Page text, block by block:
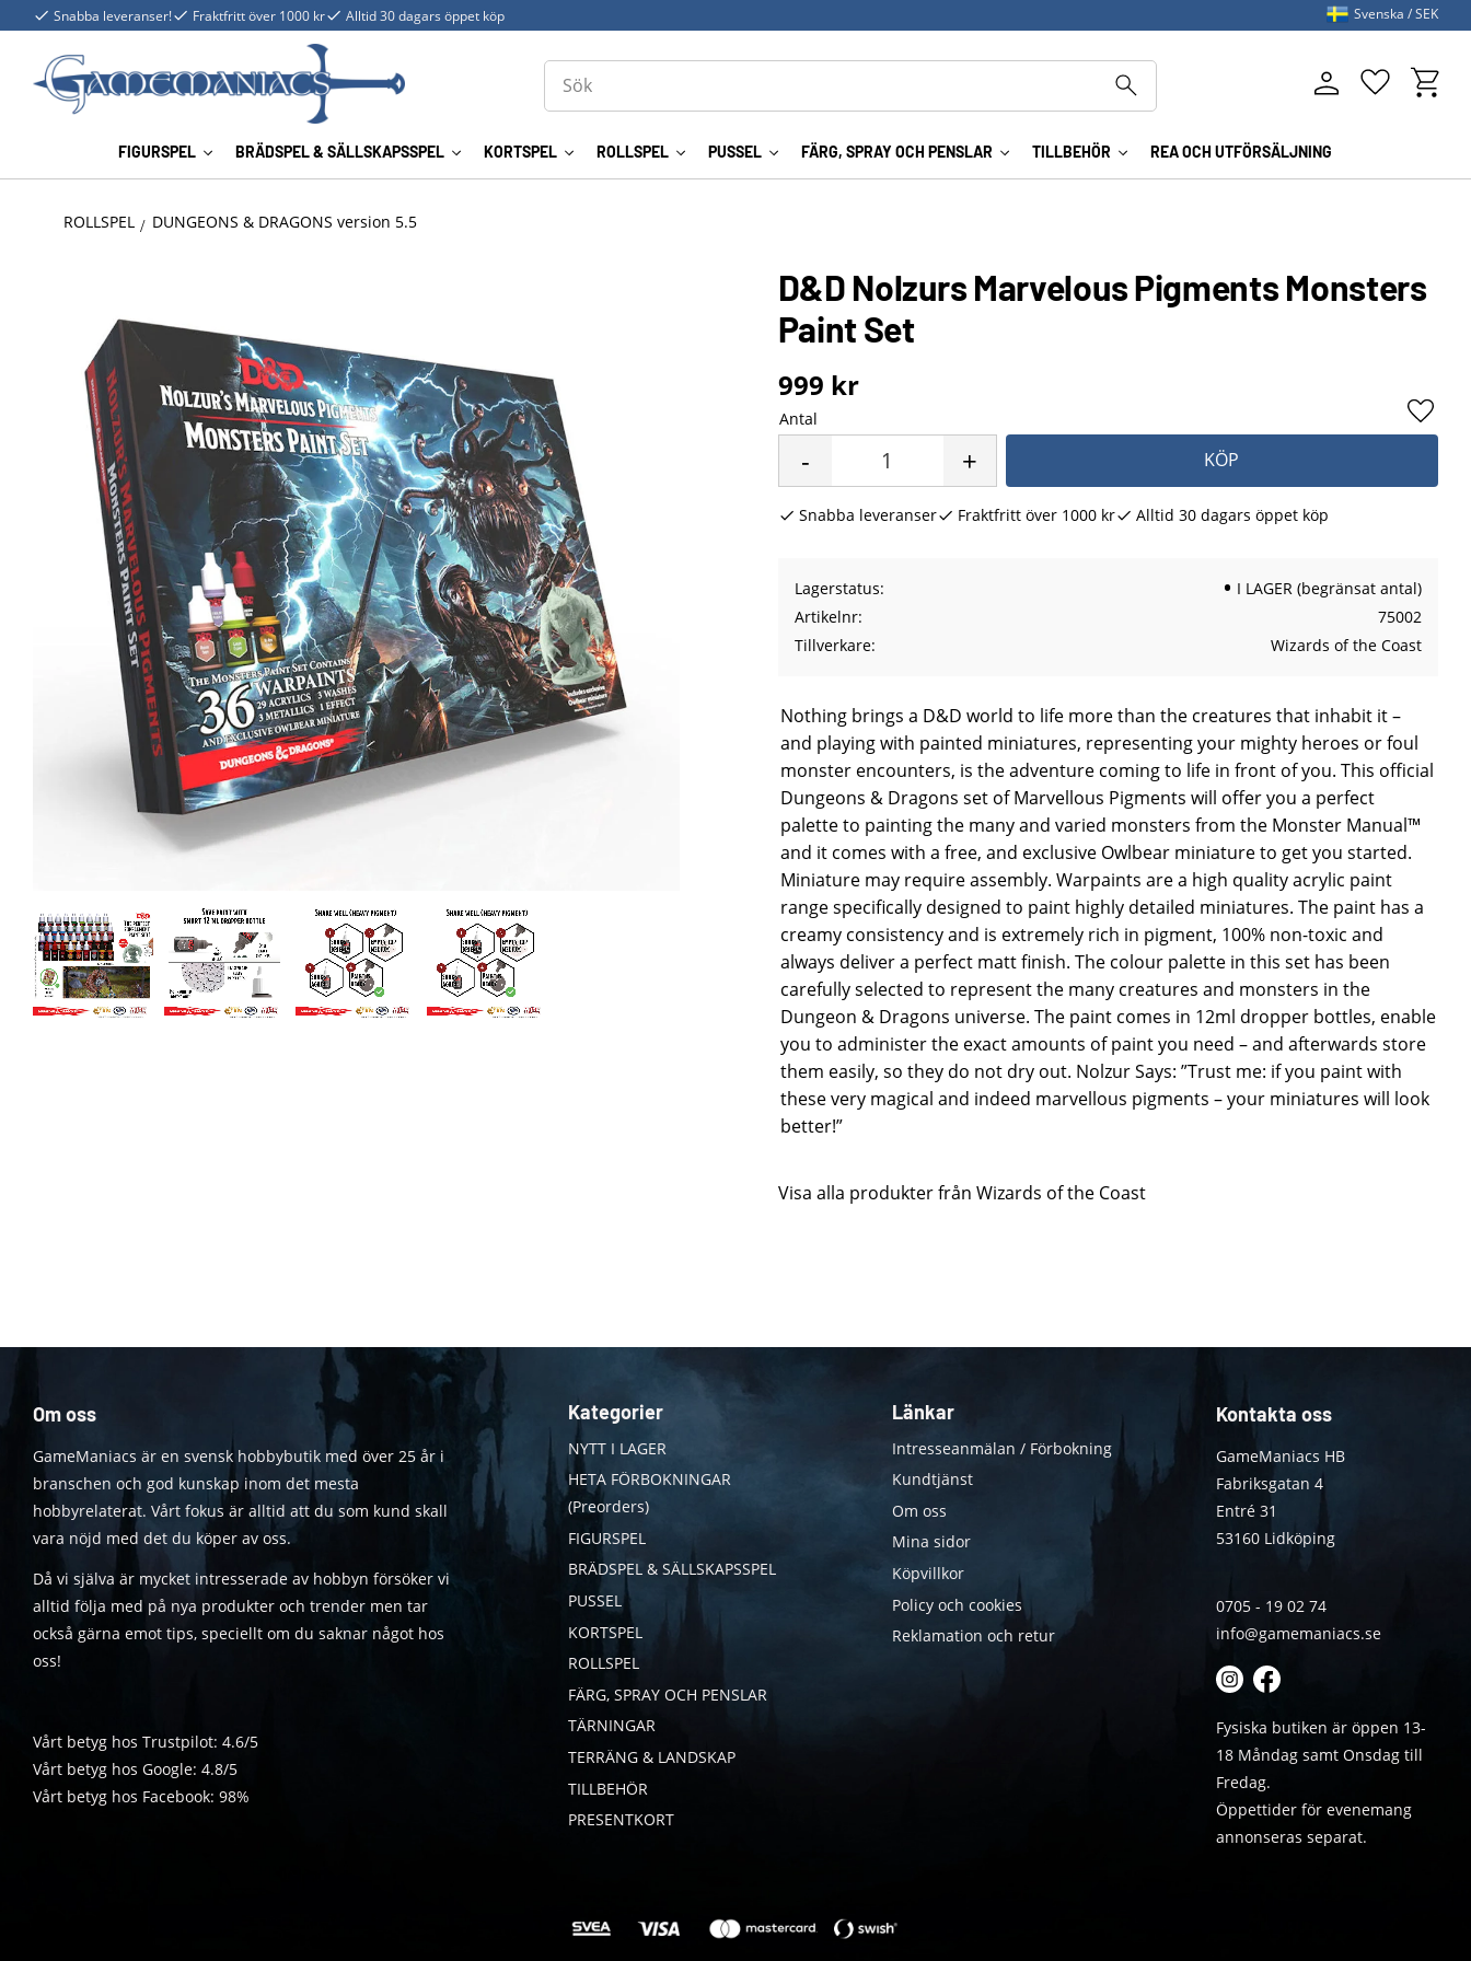
Snabba leveranser! Fraktfritt över 1000 kr Alltid 30 dagars öppet köp
FIGURSPEL BRÄDSPEL & SÄLLSKAPSSPEL KORTSPEL ROLLSPEL PUSSEL FÄRG, SPRAY OCH PENSLAR TILLBEHÖR REA OCH UTFÖRSÄLJNING
Favoriter
Svenska SEK
ROLLSPEL DUNGEONS & DRAGONS version 5.5
D&D Nolzurs Marvelous Pigments Monsters
Paint Set
999 kr
Antal
+
- KÖP
Lägg
Snabba leveranser Fraktfritt över 1000 kr Alltid 30 dagars öppet köp
Lagerstatus
I LAGER (begränsat antal)
Artikelnr
75002
Tillverkare
Wizards of the Coast
Nothing brings a D&D world to life more than the creatures that inhabit it –
and playing with painted miniatures, representing your mighty heroes or foul
monster encounters, is the adventure coming to life in front of you. This official
Dungeons & Dragons set of Marvellous Pigments will offer you a perfect
palette to painting the many and varied monsters from the Monster Manual™
and it comes with a free, and exclusive Owlbear miniature to get you started.
Miniature may require assembly. Warpaints are a high quality acrylic paint
range specifically designed to paint highly detailed miniatures. The paint has a
creamy consistency and is extremely rich in pigment, 100% non-toxic and
always deliver a perfect matt finish. The colour palette in this set has been
carefully selected to represent the many creatures and monsters in the
Dungeon & Dragons universe. The paint comes in 12ml dropper bottles, enable
you to administer the exact amounts of paint you need – and afterwards store
them easily, so they do not dry out. Nolzur Says: ”Trust me: if you paint with
these very magical and indeed marvellous pigments – your miniatures will look
better!”
Visa alla produkter från Wizards of the Coast
Om oss
GameManiacs är en svensk hobbybutik med över 25 år i
branschen och god kunskap inom det mesta
hobbyrelaterat. Vårt fokus är alltid att du som kund skall
vara nöjd med det du köper av oss.
Då vi själva är mycket intresserade av hobbyn försöker vi
alltid följa med på nya produkter och trender men tar
också gärna emot tips, speciellt om du saknar något hos
oss!
Vårt betyg hos Trustpilot: 4.6/5
Vårt betyg hos Google: 4.8/5
Vårt betyg hos Facebook: 98%
Kategorier
NYTT I LAGER
HETA FÖRBOKNINGAR
(Preorders)
FIGURSPEL
BRÄDSPEL & SÄLLSKAPSSPEL
PUSSEL
KORTSPEL
ROLLSPEL
FÄRG, SPRAY OCH PENSLAR
TÄRNINGAR
TERRÄNG & LANDSKAP
TILLBEHÖR
PRESENTKORT
Länkar
Intresseanmälan / Förbokning
Kundtjänst
Om oss
Mina sidor
Köpvillkor
Policy och cookies
Reklamation och retur
Kontakta oss
GameManiacs HB
Fabriksgatan 4
Entré 31
53160 Lidköping
0705 - 19 02 74
info@gamemaniacs.se
Fysiska butiken är öppen 13-
18 Måndag samt Onsdag till
Fredag.
Öppettider för evenemang
annonseras separat.